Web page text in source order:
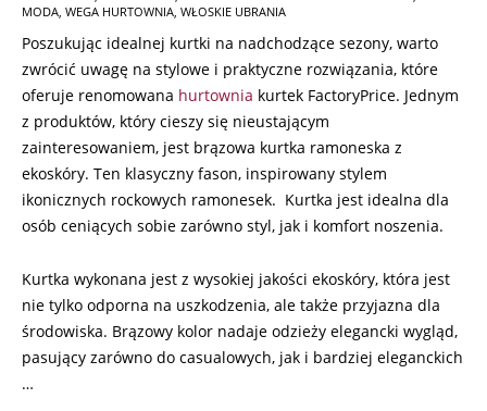
07
MODA, WEGA HURTOWNIA, WŁOSKIE UBRANIA
Poszukując idealnej kurtki na nadchodzące sezony, warto
zwrócić uwagę na stylowe i praktyczne rozwiązania, które
oferuje renomowana hurtownia kurtek FactoryPrice. Jednym
z produktów, który cieszy się nieustającym
zainteresowaniem, jest brązowa kurtka ramoneska z
ekoskóry. Ten klasyczny fason, inspirowany stylem
ikonicznych rockowych ramonesek. Kurtka jest idealna dla
osób ceniących sobie zarówno styl, jak i komfort noszenia.
Kurtka wykonana jest z wysokiej jakości ekoskóry, która jest
nie tylko odporna na uszkodzenia, ale także przyjazna dla
środowiska. Brązowy kolor nadaje odzieży elegancki wygląd,
pasujący zarówno do casualowych, jak i bardziej eleganckich
…